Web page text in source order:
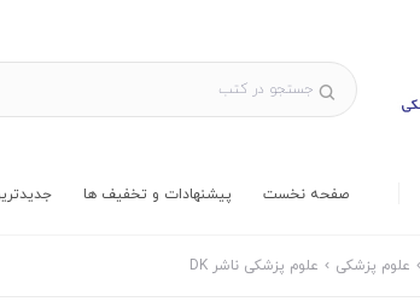
صفحه نخست پیشنهادات و تخفیف ها
علوم پزشکی علوم پزشکی ناشر DK